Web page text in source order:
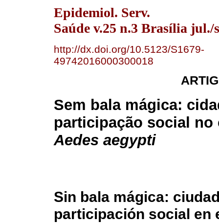
Epidemiol. Serv.
Saúde v.25 n.3 Brasília jul./
http://dx.doi.org/10.5123/S1679-
49742016000300018
Sem bala mágica:
participação social no
Aedes aegypti
Sin bala mágica:
participación social en